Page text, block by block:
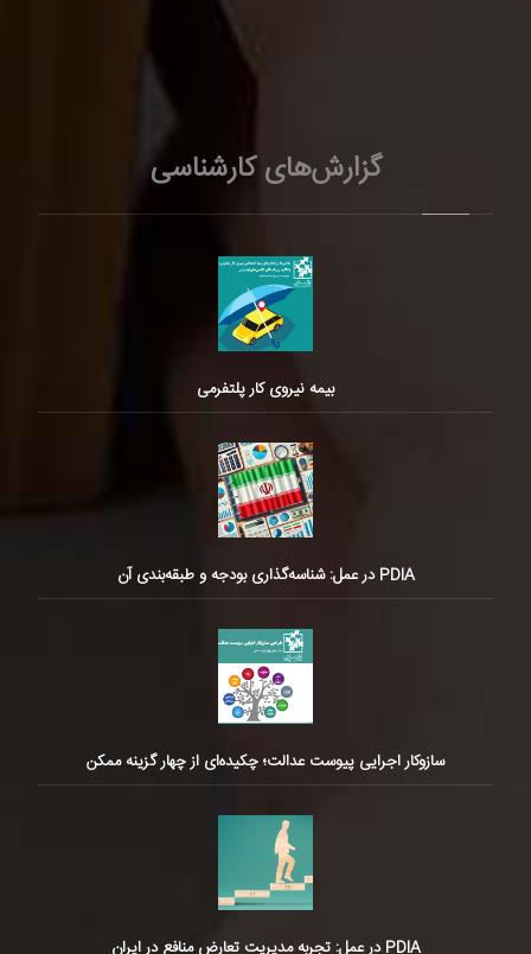
گزارش‌های کارشناسی
بیمه نیروی کار پلتفرمی
PDIA در عمل: شناسه‌گذاری بودجه و طبقه‌بندی آن
سازوکار اجرایی پیوست عدالت؛ چکیده‌ای از چهار گزینه ممکن
PDIA در عمل: تجربه مدیریت تعارض منافع در ایران